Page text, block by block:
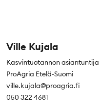
Ville Kujala
Kasvintuotannon asiantuntija
ProAgria Etelä-Suomi
ville.kujala@proagria.fi
050 322 4681